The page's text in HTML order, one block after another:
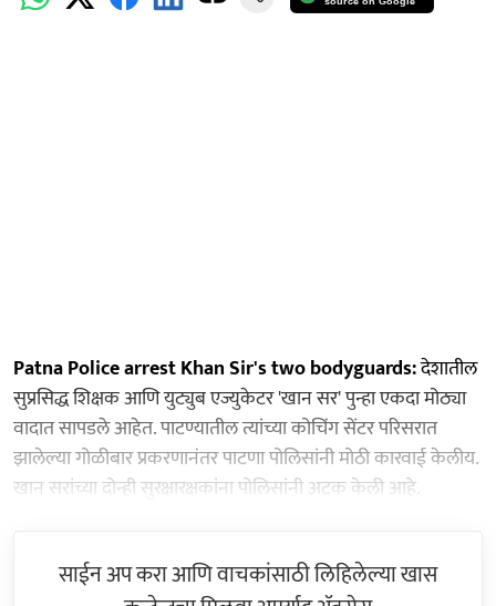
Patna Police arrest Khan Sir's two bodyguards:देशातील
सुप्रसिद्ध शिक्षक आणि युट्युब एज्युकेटर 'खान सर' पुन्हा एकदा मोठ्या
वादात सापडले आहेत. पाटण्यातील त्यांच्या कोचिंग सेंटर परिसरात
झालेल्या गोळीबार प्रकरणानंतर पाटणा पोलिसांनी मोठी कारवाई केलीय.
खान सरांच्या दोन्ही सुरक्षारक्षकांना पोलिसांनी अटक केली आहे.
साईन अप करा आणि वाचकांसाठी लिहिलेल्या खास